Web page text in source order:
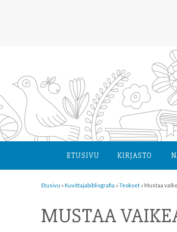
ETUSIVU KIRJASTO
Etusivu »Kuvittaja­bibliografia »Teokset » Mustaa
MUSTAA